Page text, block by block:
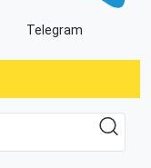
Telegram